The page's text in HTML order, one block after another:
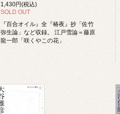
1,430円(税込)
SOLD OUT
『百合オイル』全『椿夜』抄「佐竹
弥生論」など収録。 江戸雪論＝藤原
龍一郎「咲くやこの花」